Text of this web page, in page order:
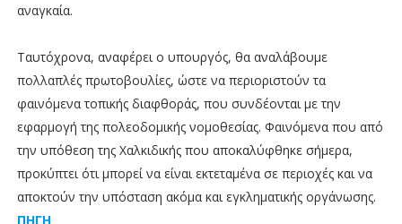
αναγκαία.
Ταυτόχρονα, αναφέρει ο υπουργός, θα αναλάβουμε
πολλαπλές πρωτοβουλίες, ώστε να περιοριστούν τα
φαινόμενα τοπικής διαφθοράς, που συνδέονται με την
εφαρμογή της πολεοδομικής νομοθεσίας. Φαινόμενα που από
την υπόθεση της Χαλκιδικής που αποκαλύφθηκε σήμερα,
προκύπτει ότι μπορεί να είναι εκτεταμένα σε περιοχές και να
αποκτούν την υπόσταση ακόμα και εγκληματικής οργάνωσης.
ΠΗΓΗ